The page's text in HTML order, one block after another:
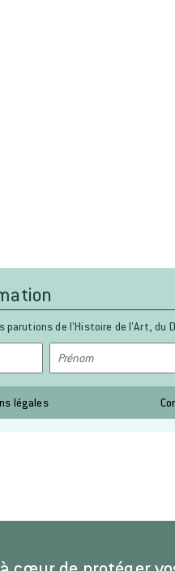
de l’Histoire de l’Art, du
légales